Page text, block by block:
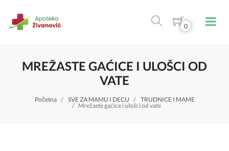
0
MREŽASTE GAĆICE I ULOŠCI OD
VATE
Početna SVE ZA MAMU I DECU
TRUDNICE I MAME
Mrežaste gaćice i ulošci od vate